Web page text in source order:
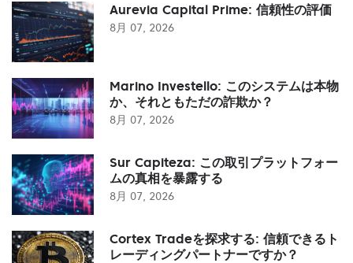
Aurevia Capital Prime: 信頼性の評価
8月 07, 2026
Marino Investello: このシステムは本物
か、それともただの詐欺か？
8月 07, 2026
Sur Capiteza: この取引プラットフォー
ムの真相を暴露する
8月 07, 2026
Cortex Tradeを探求する: 信頼できるト
レーディングパートナーですか？